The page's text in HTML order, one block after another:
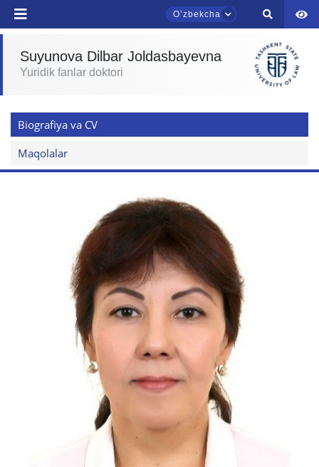
Oʼzbekcha
Suyunova Dilbar Joldasbayevna
Yuridik fanlar doktori
Biografiya va CV
Maqolalar
Assalomu alaykum! TDYU qabul murojaatlari
chatiga xush kelibsiz.
Mavzuni tanlang — keyin shu mavzudagi aniq
savollar chiqadi:
1. Hujjatlar (bakalavr) (5) 2. Hujjatlar (magistr) (4)
3. Suhbat (bakalavr) (8) 4. Suhbat (magistr) (5)
7. Call-center (4)
9. Magistratura kvotasi (4) ✉️ Adminga yozish